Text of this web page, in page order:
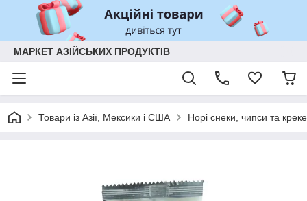
МАРКЕТ АЗІЙСЬКИХ ПРОДУКТІВ
Товари із Азії, Мексики і США Норі снеки, чипси та